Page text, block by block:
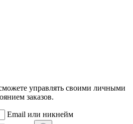
управлять своими личными
заказов.
Email или никнейм